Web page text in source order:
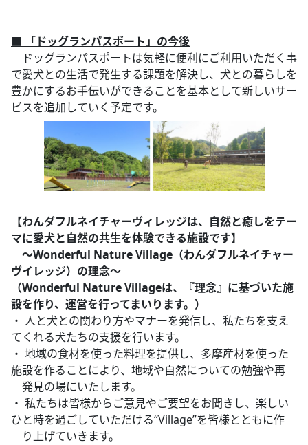
■ 「ドッグランパスポート」の今後
ドッグランパスポートは気軽に便利にご利用いただく事
で愛犬との生活で発生する課題を解決し、犬との暮らしを
豊かにするお手伝いができることを基本として新しいサー
ビスを追加していく予定です。
【わんダフルネイチャーヴィレッジは、自然と癒しをテー
マに愛犬と自然の共生を体験できる施設です】
～Wonderful Nature Village（わんダフルネイチャー
ヴイレッジ）の理念～
（Wonderful Nature Villageは、『理念』に基づいた施
設を作り、運営を行ってまいります。）
・ 人と犬との関わり方やマナーを発信し、私たちを支え
てくれる犬たちの支援を行います。
・ 地域の食材を使った料理を提供し、多摩産材を使った
施設を作ることにより、地域や自然についての勉強や再
発見の場にいたします。
・ 私たちは皆様からご意見やご要望をお聞きし、楽しい
ひと時を過ごしていただける“Village”を皆様とともに作
り上げていきます。